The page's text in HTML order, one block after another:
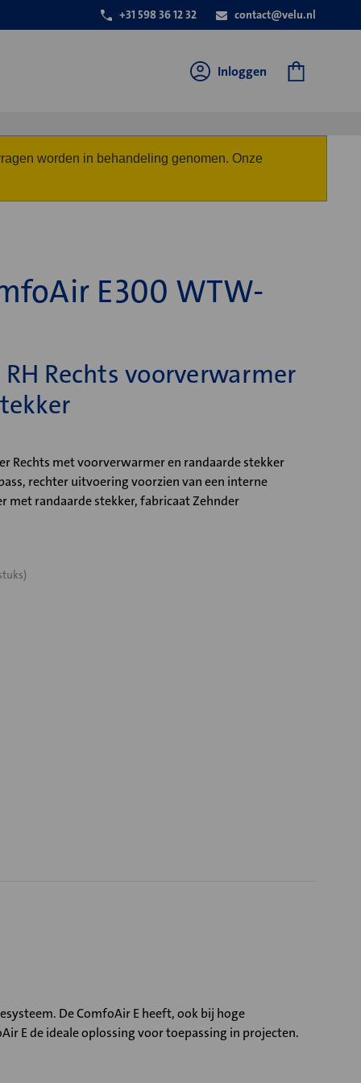
+31 598 36 12 32 contact@velu.nl
Inloggen
worden in behandeling genomen. Onze
E300 WTW-
Rechts voorverwarmer
Rechts met voorverwarmer en randaarde stekker
rechter uitvoering voorzien van een interne
met randaarde stekker, fabricaat Zehnder
De ComfoAir E heeft, ook bij hoge
E de ideale oplossing voor toepassing in projecten.